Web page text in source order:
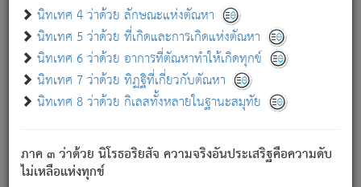
นิทเทศ 4 ว่าด้วย ลักษณะแห่งตัณหา
นิทเทศ 5 ว่าด้วย ที่เกิดและการเกิดแห่งตัณหา
นิทเทศ 6 ว่าด้วย อาการที่ตัณหาทำให้เกิดทุกข์
นิทเทศ 7 ว่าด้วย ทิฏฐิที่เกี่ยวกับตัณหา
นิทเทศ 8 ว่าด้วย กิเลสทั้งหลายในฐานะสมุทัย
ภาค ๓ ว่าด้วย นิโรธอริยสัจ ความจริงอันประเสริฐคือความดับ
ไม่เหลือแห่งทุกข์
อย่างนี้อยู่; เขาย่อมละภวตัณหาได้ และไม่เพลิดเพลินวิภวตัณหา
ด้วย.
ความดับเพราะความสำรอกไม่เหลือ (แห่งภพทั้งหลาย)
เพราะความสิ้นไปแห่งตัณหาโดยประการทั้งปวง นั้นคือ
นิพพาน.
ภพใหม่ย่อมไม่มีแก่ภิกษุนั้น ผู้ดับเย็นสนิทแล้ว เพราะไม่มี
ภิกษุนั้น เป็นผู้ครอบงำมารได้แล้ว ชนะสงครามแล้ว ก้าวล่วง
ภพทั้งหลายทั้งปวงได้แล้ว เป็นผู้คงที่ (คือไม่เปลี่ยนแปลงอีกต่อ